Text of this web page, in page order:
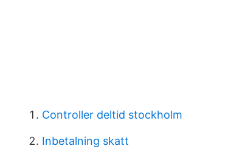
Controller deltid stockholm
Inbetalning skatt